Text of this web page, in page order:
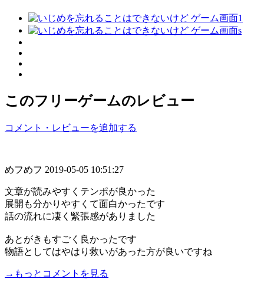
このフリーゲームのレビュー
コメント・レビューを追加する
めフめフ 2019-05-05 10:51:27
文章が読みやすくテンポが良かった
展開も分かりやすくて面白かったです
話の流れに凄く緊張感がありました
あとがきもすごく良かったです
物語としてはやはり救いがあった方が良いですね
→もっとコメントを見る